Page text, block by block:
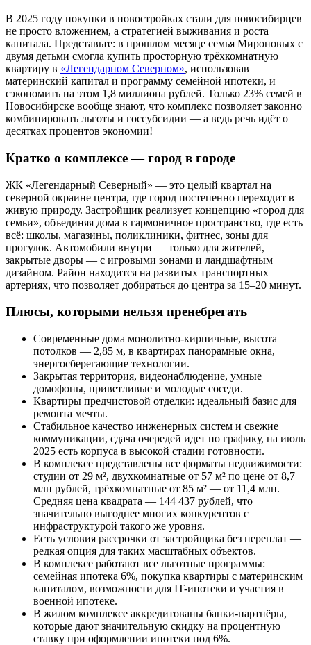
В 2025 году покупки в новостройках стали для новосибирцев
не просто вложением, а стратегией выживания и роста
капитала. Представьте: в прошлом месяце семья Мироновых с
двумя детьми смогла купить просторную трёхкомнатную
квартиру в «Легендарном Северном», использовав
материнский капитал и программу семейной ипотеки, и
сэкономить на этом 1,8 миллиона рублей. Только 23% семей в
Новосибирске вообще знают, что комплекс позволяет законно
комбинировать льготы и госсубсидии — а ведь речь идёт о
десятках процентов экономии!
Кратко о комплексе — город в городе
ЖК «Легендарный Северный» — это целый квартал на
северной окраине центра, где город постепенно переходит в
живую природу. Застройщик реализует концепцию «город для
семьи», объединяя дома в гармоничное пространство, где есть
всё: школы, магазины, поликлиники, фитнес, зоны для
прогулок. Автомобили внутри — только для жителей,
закрытые дворы — с игровыми зонами и ландшафтным
дизайном. Район находится на развитых транспортных
артериях, что позволяет добираться до центра за 15–20 минут.
Плюсы, которыми нельзя пренебрегать
Современные дома монолитно-кирпичные, высота
потолков — 2,85 м, в квартирах панорамные окна,
энергосберегающие технологии.
Закрытая территория, видеонаблюдение, умные
домофоны, приветливые и молодые соседи.
Квартиры предчистовой отделки: идеальный базис для
ремонта мечты.
Стабильное качество инженерных систем и свежие
коммуникации, сдача очередей идет по графику, на июль
2025 есть корпуса в высокой стадии готовности.
В комплексе представлены все форматы недвижимости:
студии от 29 м², двухкомнатные от 57 м² по цене от 8,7
млн рублей, трёхкомнатные от 85 м² — от 11,4 млн.
Средняя цена квадрата — 144 437 рублей, что
значительно выгоднее многих конкурентов с
инфраструктурой такого же уровня.
Есть условия рассрочки от застройщика без переплат —
редкая опция для таких масштабных объектов.
В комплексе работают все льготные программы:
семейная ипотека 6%, покупка квартиры с материнским
капиталом, возможности для IT-ипотеки и участия в
военной ипотеке.
В жилом комплексе аккредитованы банки-партнёры,
которые дают значительную скидку на процентную
ставку при оформлении ипотеки под 6%.